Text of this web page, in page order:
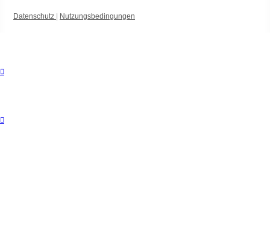
Datenschutz Nutzungsbedingungen